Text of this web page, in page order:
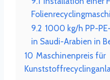
9.2 1000 kg/h PP-
in Saudi-Arabien in
10 Maschinenpreis für